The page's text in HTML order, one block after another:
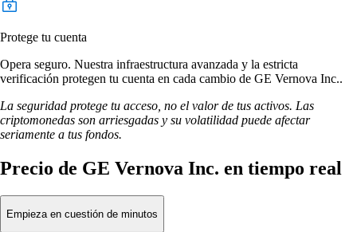
Protege tu cuenta
Opera seguro. Nuestra infraestructura avanzada y la estricta
verificación protegen tu cuenta en cada cambio de GE Vernova Inc..
La seguridad protege tu acceso, no el valor de tus activos. Las
criptomonedas son arriesgadas y su volatilidad puede afectar
seriamente a tus fondos.
Precio de GE Vernova Inc. en tiempo real
Empieza en cuestión de minutos